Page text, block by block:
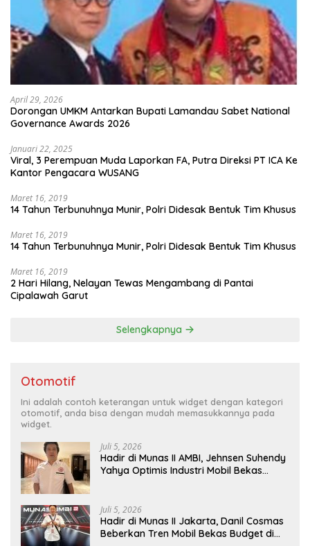
April 29, 2026
Dorongan UMKM Antarkan Bupati Lamandau Sabet National
Governance Awards 2026
Januari 22, 2025
Viral, 3 Perempuan Muda Laporkan FA, Putra Direksi PT ICA Ke
Kantor Pengacara WUSANG
Maret 16, 2019
14 Tahun Terbunuhnya Munir, Polri Didesak Bentuk Tim Khusus
Maret 16, 2019
14 Tahun Terbunuhnya Munir, Polri Didesak Bentuk Tim Khusus
Maret 16, 2019
2 Hari Hilang, Nelayan Tewas Mengambang di Pantai
Cipalawah Garut
Selengkapnya
Otomotif
Ini adalah contoh keterangan untuk widget dengan kategori
otomotif, anda bisa dengan mudah memasukkannya pada
widget.
Juli 5, 2026
Hadir di Munas II AMBI, Jehnsen Suhendy
Yahya Optimis Industri Mobil Bekas
Juli 5, 2026
Hadir di Munas II Jakarta, Danil Cosmas
Beberkan Tren Mobil Bekas Budget di